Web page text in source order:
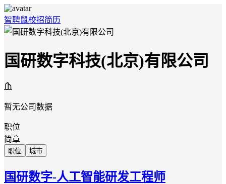
智聘鼠校招简历
国研数字科技(北京)有限公司
暂无公司数据
职位
简章
职位 城市
国研数字-人工智能研发工程师